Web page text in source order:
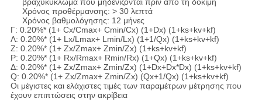
βραχυκύκλωμα που μηδενίζονται πριν από τη δοκιμή
Χρόνος προθέρμανσης: > 30 λεπτά
Χρόνος βαθμολόγησης: 12 μήνες
Γ: 0.20%* (1+ Cx/Cmax+ Cmin/Cx) (1+Dx) (1+ks+kv+kf)
Λ: 0.20%* (1+ Lx/Lmax+ Lmin/Lx) (1+1/Qx) (1+ks+kv+kf)
Ζ: 0.20%* (1+ Zx/Zmax+ Zmin/Zx) (1+ks+kv+kf)
Ρ: 0.20%* (1+ Rx/Rmax+ Rmin/Rx) (1+Qx) (1+ks+kv+kf)
Δ: 0.20%* (1+ Zx/Zmax+ Zmin/Zx) (1+Dx+Dx*Dx) (1+ks+kv+kf)
Q: 0.20%* (1+ Zx/Zmax+ Zmin/Zx) (Qx+1/Qx) (1+ks+kv+kf)
Οι μέγιστες και ελάχιστες τιμές των παραμέτρων μέτρησης που
έχουν επιπτώσεις στην ακρίβεια